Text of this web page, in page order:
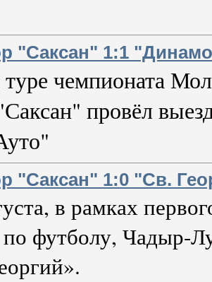
"Саксан" 1:1
чемпионата
провёл
"Саксан" 1:0 "Св.
в рамках
футболу, Чадыр-